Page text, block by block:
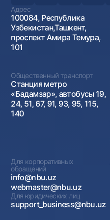
Адрес
100084, Республика
Узбекистан,Ташкент,
проспект Амира Темура,
101
Общественный транспорт
Станция метро
«Бадамзар», автобусы 19,
24, 51, 67, 91, 93, 95, 115,
140
Для корпоративных
обращений
info@nbu.uz
webmaster@nbu.uz
Для юридических лиц
support_business@nbu.uz